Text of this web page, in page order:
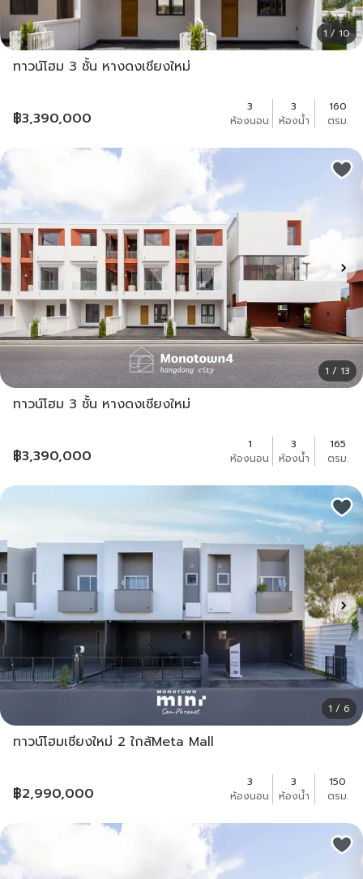
1 / 10
ทาวน์โฮม 3 ชั้น หางดงเชียงใหม่
฿3,390,000
3
ห้องนอน
3
ห้องน้ำ
160
ตรม.
1 / 13
ทาวน์โฮม 3 ชั้น หางดงเชียงใหม่
฿3,390,000
1
ห้องนอน
3
ห้องน้ำ
165
ตรม.
1 / 6
ทาวน์โฮมเชียงใหม่ 2 ใกล้Meta Mall
฿2,990,000
3
ห้องนอน
3
ห้องน้ำ
150
ตรม.